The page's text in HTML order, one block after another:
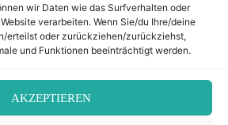
wir Daten wie das Surfverhalten oder
verarbeiten. Wenn Sie/du Ihre/deine
erteilst oder zurückziehen/zurückziehst,
und Funktionen beeinträchtigt werden.
AKZEPTIEREN